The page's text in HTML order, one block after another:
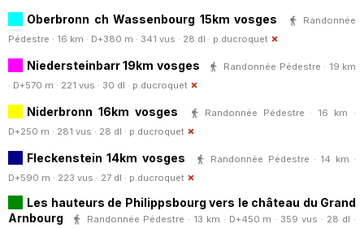
Oberbronn ch Wassenbourg 15km vosges
Randonnée
Pédestre · 16 km · D+380 m · 341 vus · 28 dl · p.ducroquet
Niedersteinbarr 19km vosges
Randonnée Pédestre · 19 km
· D+570 m · 221 vus · 30 dl · p.ducroquet
Niderbronn 16km vosges
Randonnée Pédestre · 16 km ·
D+250 m · 281 vus · 28 dl · p.ducroquet
Fleckenstein 14km vosges
Randonnée Pédestre · 14 km ·
D+590 m · 223 vus · 27 dl · p.ducroquet
Les hauteurs de Philippsbourg vers le château du Grand
Arnbourg
Randonnée Pédestre · 13 km · D+450 m · 359 vus · 28 dl ·